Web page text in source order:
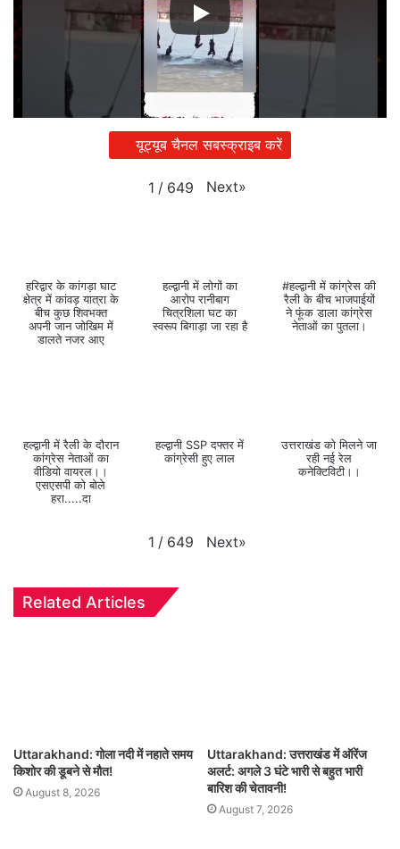
यूट्यूब चैनल सबस्क्राइब करें
1 / 649 Next»
हरिद्वार के कांगड़ा घाट
क्षेत्र में कांवड़ यात्रा के
बीच कुछ शिवभक्त
अपनी जान जोखिम में
डालते नजर आए
हल्द्वानी में लोगों का
आरोप रानीबाग
चित्रशिला घट का
स्वरूप बिगाड़ा जा रहा है
#हल्द्वानी में कांग्रेस की
रैली के बीच भाजपाईयों
ने फूंक डाला कांग्रेस
नेताओं का पुतला।
हल्द्वानी में रैली के दौरान
कांग्रेस नेताओं का
वीडियो वायरल।।
एसएसपी को बोले
हरा.....दा
हल्द्वानी SSP दफ्तर में
कांग्रेसी हुए लाल
उत्तराखंड को मिलने जा
रही नई रेल
कनेक्टिविटी।।
1 / 649 Next»
Related Articles
Uttarakhand: गोला नदी में नहाते समय
किशोर की डूबने से मौत!
August 8, 2026
Uttarakhand: उत्तराखंड में ऑरेंज
अलर्ट: अगले 3 घंटे भारी से बहुत भारी
बारिश की चेतावनी!
August 7, 2026